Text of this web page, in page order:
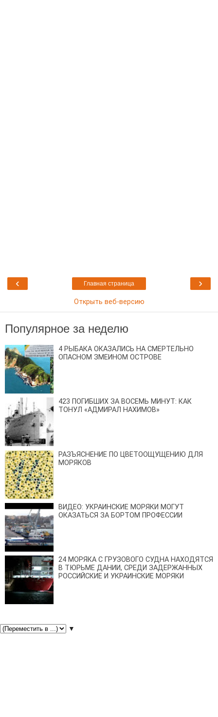
‹ ›
Главная страница
Открыть веб-версию
Популярное за неделю
4 РЫБАКА ОКАЗАЛИСЬ НА СМЕРТЕЛЬНО
ОПАСНОМ ЗМЕИНОМ ОСТРОВЕ
423 ПОГИБШИХ ЗА ВОСЕМЬ МИНУТ: КАК
ТОНУЛ «АДМИРАЛ НАХИМОВ»
РАЗЪЯСНЕНИЕ ПО ЦВЕТООЩУЩЕНИЮ ДЛЯ
МОРЯКОВ
ВИДЕО: УКРАИНСКИЕ МОРЯКИ МОГУТ
ОКАЗАТЬСЯ ЗА БОРТОМ ПРОФЕССИИ
24 МОРЯКА С ГРУЗОВОГО СУДНА НАХОДЯТСЯ
В ТЮРЬМЕ ДАНИИ, СРЕДИ ЗАДЕРЖАННЫХ
РОССИЙСКИЕ И УКРАИНСКИЕ МОРЯКИ
▼